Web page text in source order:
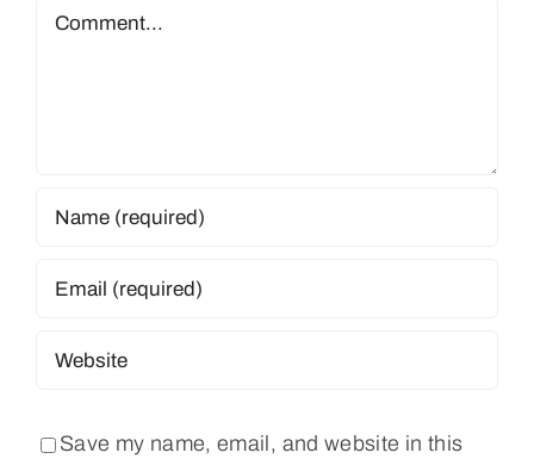
Comment
Save my name, email, and website in this